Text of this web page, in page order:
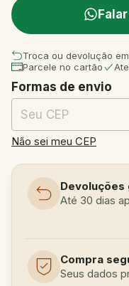
Troca ou devolução
Parcele no cartão
Entregas para o CEP:
Formas de envio
Não sei meu CEP
Devoluções
Até 30 dias
Compra
Seus dados